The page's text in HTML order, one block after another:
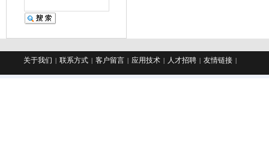
关于我们 | 联系方式 | 客户留言 | 应用技术 | 人才招聘 | 友情链接 |